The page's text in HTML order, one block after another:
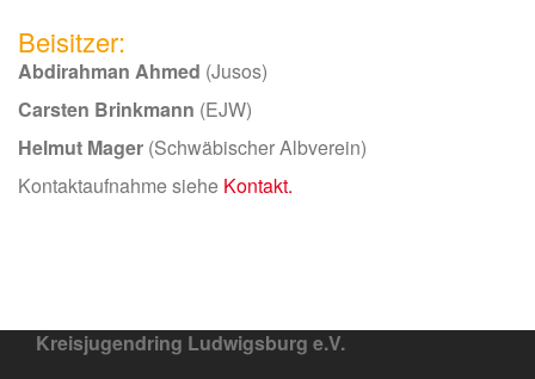
Beisitzer:
Abdirahman Ahmed (Jusos)
Carsten Brinkmann (EJW)
Helmut Mager (Schwäbischer Albverein)
Kontaktaufnahme siehe Kontakt.
Kreisjugendring Ludwigsburg e.V.